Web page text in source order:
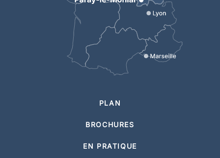
PLAN
BROCHURES
EN PRATIQUE